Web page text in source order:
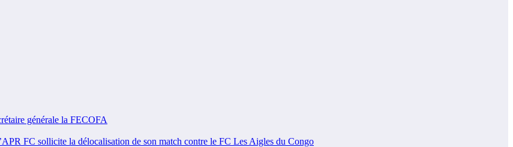
générale la FECOFA
FC sollicite la délocalisation de son match contre le FC Les Aigles du Congo